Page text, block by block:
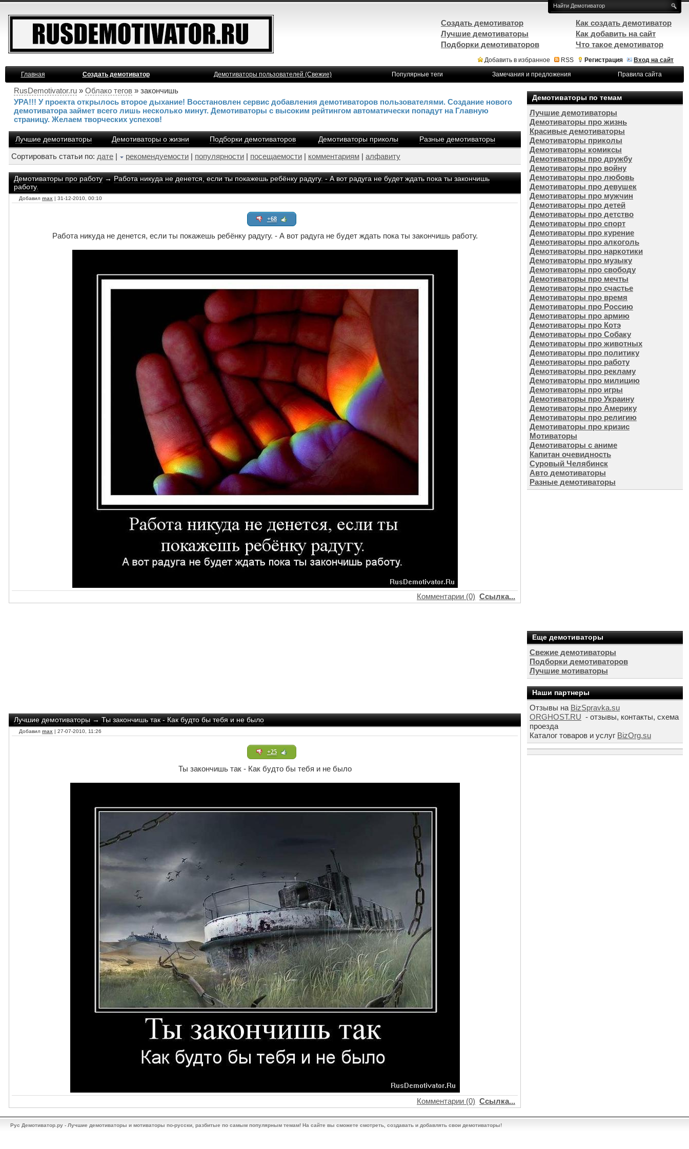
Добавить в избранное RSS Регистрация
Вход на сайт
Главная
Создать демотиватор Демотиваторы пользователей (Свежие) Популярные теги Замечания и предложения Правила сайта
RusDemotivator.ru » Облако тегов » закончишь
УРА!!! У проекта открылось второе дыхание! Восстановлен сервис добавления демотиваторов пользователями. Создание нового
демотиватора займет всего лишь несколько минут. Демотиваторы с высоким рейтингом автоматически попадут на Главную
страницу. Желаем творческих успехов!
Лучшие демотиваторы Демотиваторы о жизни Подборки демотиваторов Демотиваторы приколы Разные демотиваторы
Сортировать статьи по: дате | рекомендуемости | популярности | посещаемости | комментариям | алфавиту
Демотиваторы про работу→Работа никуда не денется, если ты покажешь ребёнку радугу. - А вот радуга не будет ждать пока ты закончишь
работу.
Добавил max | 31-12-2010, 00:10
+68
Работа никуда не денется, если ты покажешь ребёнку радугу. - А вот радуга не будет ждать пока ты закончишь работу.
Комментарии (0) Ссылка...
Лучшие демотиваторы→Ты закончишь так - Как будто бы тебя и не было
Добавил max | 27-07-2010, 11:26
+25
Ты закончишь так - Как будто бы тебя и не было
Комментарии (0) Ссылка...
Демотиваторы по темам
Лучшие демотиваторы
Демотиваторы про жизнь
Красивые демотиваторы
Демотиваторы приколы
Демотиваторы комиксы
Демотиваторы про дружбу
Демотиваторы про войну
Демотиваторы про любовь
Демотиваторы про девушек
Демотиваторы про мужчин
Демотиваторы про детей
Демотиваторы про детство
Демотиваторы про спорт
Демотиваторы про курение
Демотиваторы про алкоголь
Демотиваторы про наркотики
Демотиваторы про музыку
Демотиваторы про свободу
Демотиваторы про мечты
Демотиваторы про счастье
Демотиваторы про время
Демотиваторы про Россию
Демотиваторы про армию
Демотиваторы про Котэ
Демотиваторы про Собаку
Демотиваторы про животных
Демотиваторы про политику
Демотиваторы про работу
Демотиваторы про рекламу
Демотиваторы про милицию
Демотиваторы про игры
Демотиваторы про Украину
Демотиваторы про Америку
Демотиваторы про религию
Демотиваторы про кризис
Мотиваторы
Демотиваторы с аниме
Капитан очевидность
Суровый Челябинск
Авто демотиваторы
Разные демотиваторы
Еще демотиваторы
Свежие демотиваторы
Подборки демотиваторов
Лучшие мотиваторы
Наши партнеры
Отзывы на BizSpravka.su
ORGHOST.RU - отзывы, контакты, схема
проезда
Каталог товаров и услуг BizOrg.su
Создать демотиватор
Лучшие демотиваторы
Подборки демотиваторов
Как создать демотиватор
Как добавить на сайт
Что такое демотиватор
Рус Демотиватор.ру - Лучшие демотиваторы и мотиваторы по-русски, разбитые по самым популярным темам! На сайте вы сможете смотреть, создавать и добавлять свои демотиваторы!